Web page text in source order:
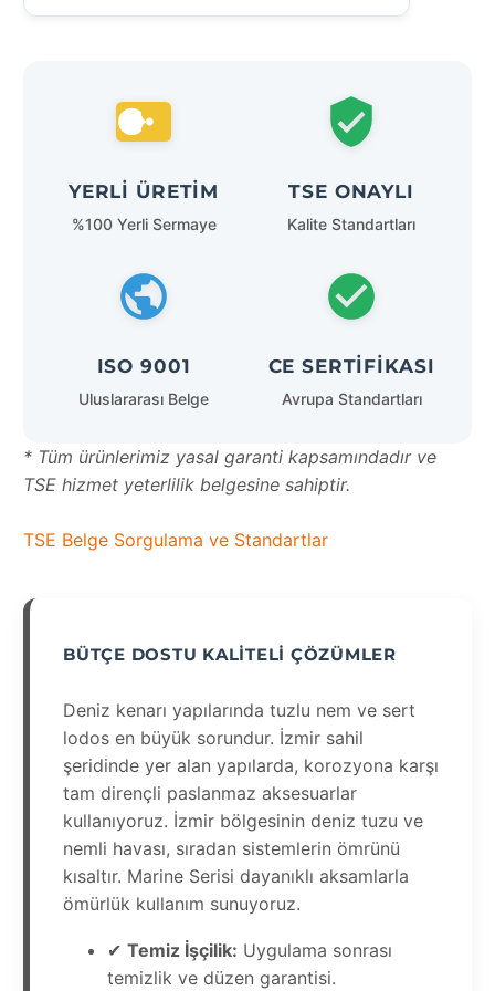
YERLI ÜRETIM
%100 Yerli Sermaye
TSE ONAYLI
Kalite Standartları
ISO 9001
Uluslararası Belge
CE SERTIFIKASI
Avrupa Standartları
* Tüm ürünlerimiz yasal garanti kapsamındadır ve
TSE hizmet yeterlilik belgesine sahiptir.
TSE Belge Sorgulama ve Standartlar
BÜTÇE DOSTU KALITELI ÇÖZÜMLER
Deniz kenarı yapılarında tuzlu nem ve sert
lodos en büyük sorundur. İzmir sahil
şeridinde yer alan yapılarda, korozyona karşı
tam dirençli paslanmaz aksesuarlar
kullanıyoruz. İzmir bölgesinin deniz tuzu ve
nemli havası, sıradan sistemlerin ömrünü
kısaltır. Marine Serisi dayanıklı aksamlarla
ömürlük kullanım sunuyoruz.
✔ Temiz İşçilik: Uygulama sonrası
temizlik ve düzen garantisi.